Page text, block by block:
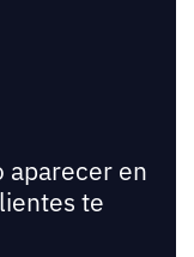
aparecer en
te